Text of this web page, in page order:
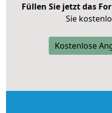
Füllen Sie jetzt das
Sie
Kostenlose